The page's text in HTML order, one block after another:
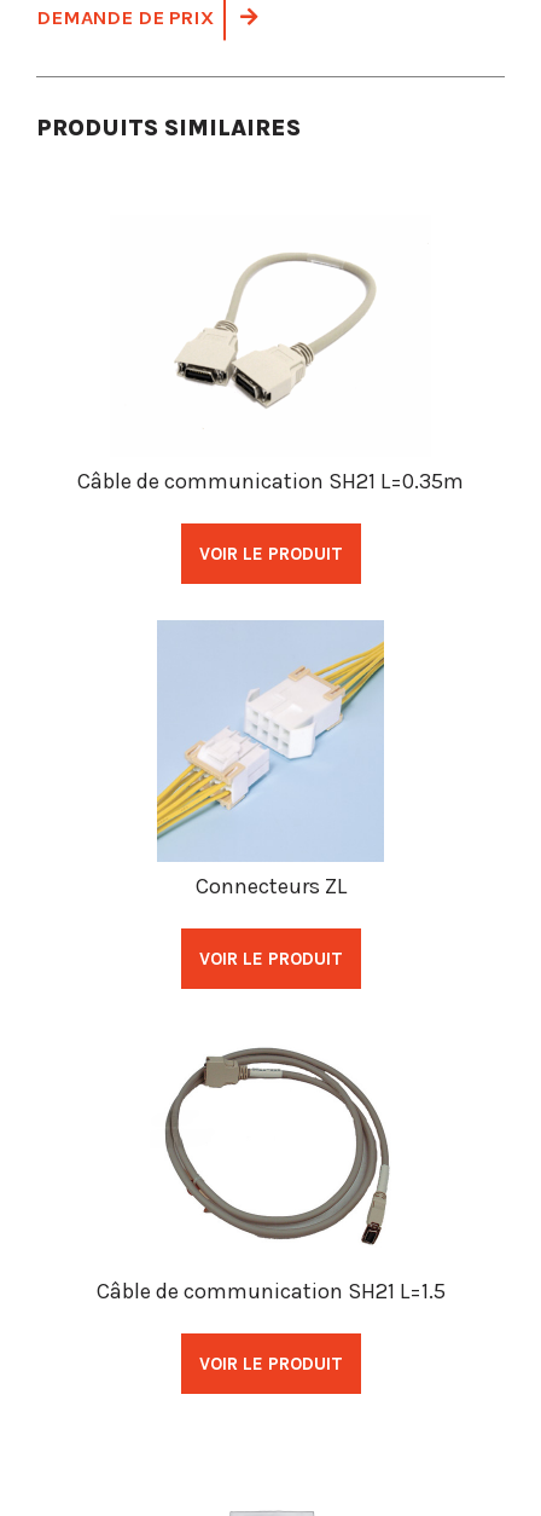
DEMANDE DE PRIX
PRODUITS SIMILAIRES
Câble de communication SH21 L=0.35m
VOIR LE PRODUIT
Connecteurs ZL
VOIR LE PRODUIT
Câble de communication SH21 L=1.5
VOIR LE PRODUIT